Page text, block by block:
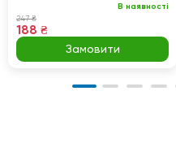
В наявності
247 ₴
188 ₴
Замовити